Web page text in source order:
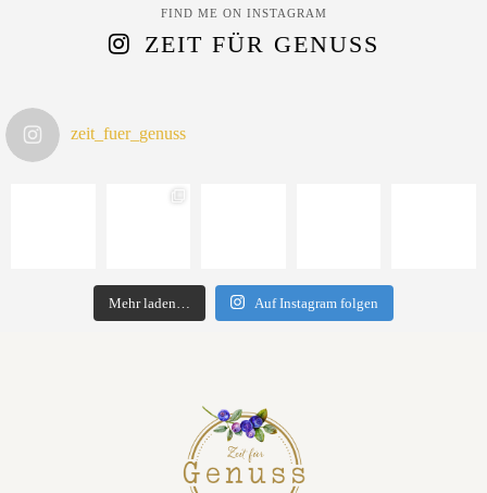
FIND ME ON INSTAGRAM
ZEIT FÜR GENUSS
zeit_fuer_genuss
Mehr laden… Auf Instagram folgen